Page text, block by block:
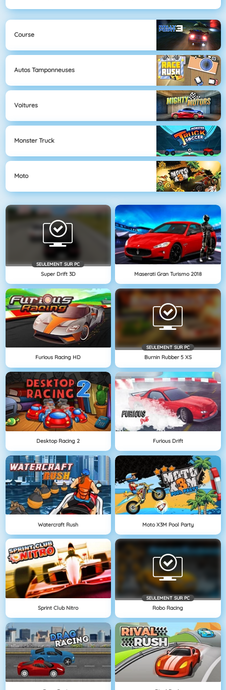
Course
Autos Tamponneuses
Voitures
Monster Truck
Moto
SEULEMENT SUR PC
Super Drift 3D Maserati Gran Turismo 2018
Furious Racing HD
SEULEMENT SUR PC
Burnin Rubber 5 XS
Desktop Racing 2 Furious Drift
Watercraft Rush Moto X3M Pool Party
Sprint Club Nitro
SEULEMENT SUR PC
Robo Racing